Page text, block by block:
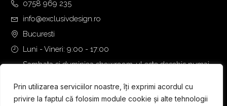
Prin utilizarea serviciilor noastre, îți exprimi acordul cu
privire la faptul că folosim module cookie și alte tehnologii
0758 969 235
info@exclusivdesign.ro
Bucuresti
Luni - Vineri: 9:00 - 17:00
Sambata si duminica showroom-ul este deschis numai